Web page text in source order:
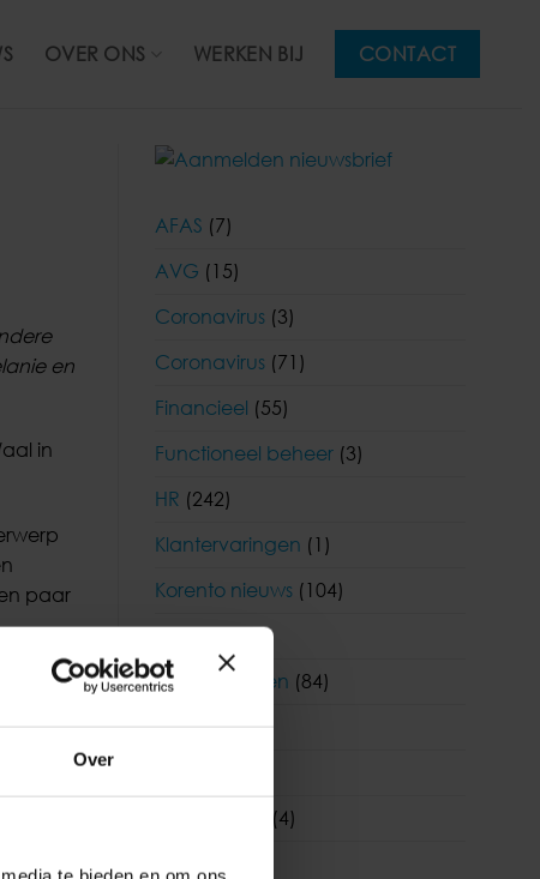
Over
OVER ONS WERKEN BIJ CONTACT
en
in
paar
AFAS (7)
AVG (15)
Coronavirus (3)
Coronavirus (71)
Financieel (55)
Functioneel beheer (3)
HR (242)
Klantervaringen (1)
Korento nieuws (104)
(903)
Nieuwsbrieven (84)
Salaris(180)
(4)